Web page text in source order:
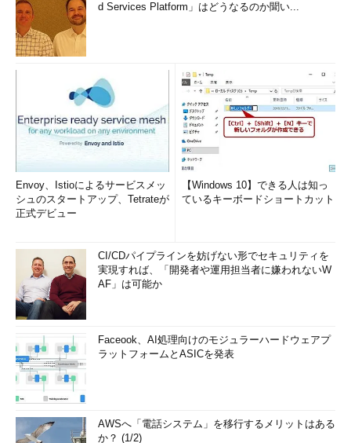
Windowsでリモートネットワークの名前解決をhosts／
lmhostsで行う
ネットワークの修復機能とは
Google Public DNSでWindowsのWeb表示を高速化する
（TIPS）
DNSサーバでゾーンごとに異なるフォワーダを使う
（TIPS）
分散サービス拒否（DDoS）攻撃を仕掛けるDNS ampと
「 Tech TIPS」
d Services Platform」はどうなるのか聞い...
Envoy、Istioによるサービスメッ
シュのスタートアップ、Tetrateが
正式デビュー
【Windows 10】できる人は知っ
ているキーボードショートカット
CI/CDパイプラインを妨げない形でセキュリティを
実現すれば、「開発者や運用担当者に嫌われないW
AF」は可能か
Faceook、AI処理向けのモジュラーハードウェアプ
ラットフォームとASICを発表
AWSへ「電話システム」を移行するメリットはある
か？ (1/2)